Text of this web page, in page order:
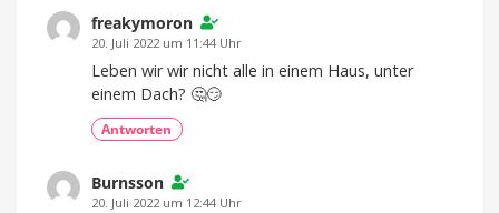
freakymoron
20. Juli 2022 um 11:44 Uhr
Leben wir wir nicht alle in einem Haus, unter
einem Dach? 🤔😏
Antworten
Burnsson
20. Juli 2022 um 12:44 Uhr